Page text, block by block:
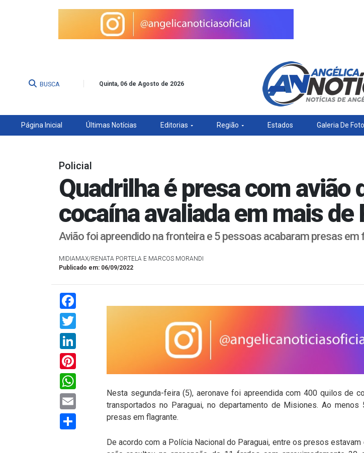
BUSCA Quinta, 06 de Agosto de 2026
Página Inicial Últimas Notícias Editorias Região Estados Galeria De
Policial
Quadrilha é presa com avião
cocaína avaliada em mais
Avião foi apreendido na fronteira e 5 pessoas acabaram presas em
MIDIAMAX/RENATA PORTELA E MARCOS MORANDI
Publicado em: 06/09/2022
WhatsApp
Compartilhar
Nesta segunda-feira (5), aeronave foi apreendida com 400 quilos de
transportados no Paraguai, no departamento de Misiones. Ao
presas em flagrante.
De acordo com a Polícia Nacional do Paraguai, entre os presos